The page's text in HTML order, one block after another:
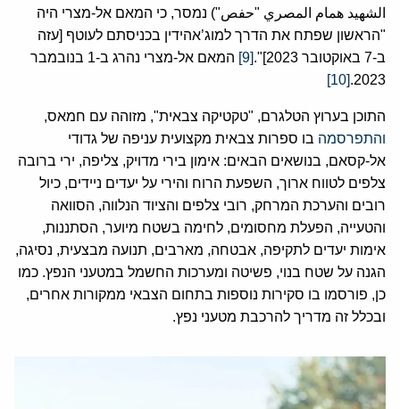
الشهيد همام المصري "حفص") נמסר, כי המאם אל-מצרי היה
"הראשון שפתח את הדרך למוג’אהידין בכניסתם לעוטף [עזה
ב-7 באוקטובר 2023]".
[9]
המאם אל-מצרי נהרג ב-1 בנובמבר
2023.
[10]
התוכן בערוץ הטלגרם, "טקטיקה צבאית", מזוהה עם חמאס,
והתפרסמה בו ספרות צבאית מקצועית עניפה של גדודי
אל-קסאם, בנושאים הבאים: אימון בירי מדויק, צליפה, ירי ברובה
צלפים לטווח ארוך, השפעת הרוח והירי על יעדים ניידים, כיול
רובים והערכת המרחק, רובי צלפים והציוד הנלווה, הסוואה
והטעייה, הפעלת מחסומים, לחימה בשטח מיוער, הסתננות,
אימות יעדים לתקיפה, אבטחה, מארבים, תנועה מבצעית, נסיגה,
הגנה על שטח בנוי, פשיטה ומערכות החשמל במטעני הנפץ. כמו
כן, פורסמו בו סקירות נוספות בתחום הצבאי ממקורות אחרים,
ובכלל זה מדריך להרכבת מטעני נפץ.